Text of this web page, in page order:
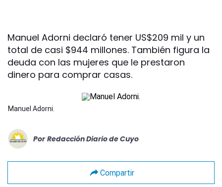
Manuel Adorni declaró tener US$209 mil y un
total de casi $944 millones. También figura la
deuda con las mujeres que le prestaron
dinero para comprar casas.
Manuel Adorni.
Por Redacción Diario de Cuyo
Compartir